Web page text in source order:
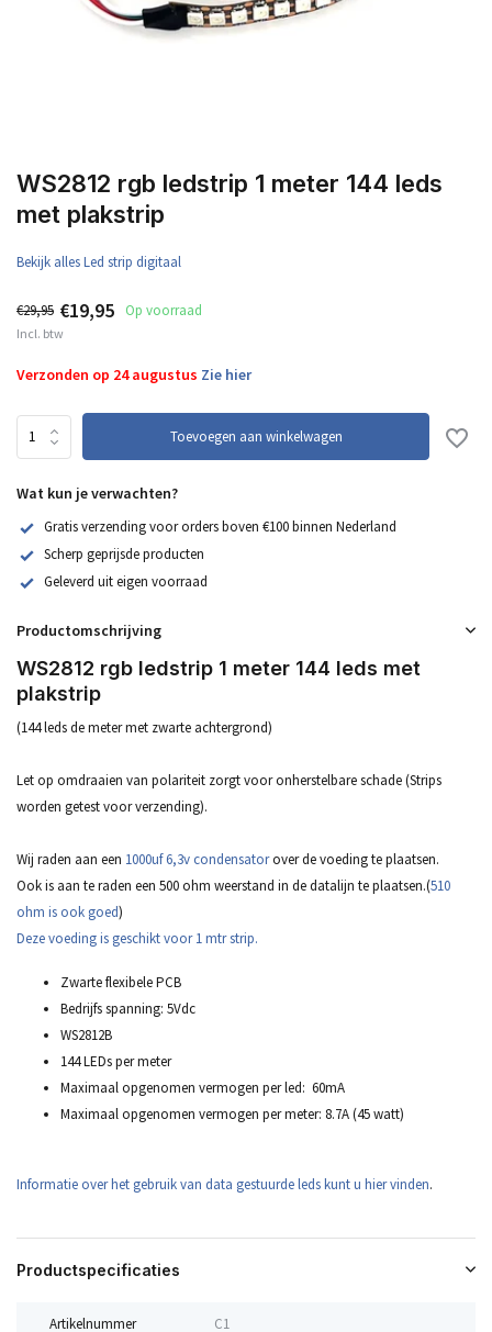
WS2812 rgb ledstrip 1 meter 144 leds
met plakstrip
Bekijk alles Led strip digitaal
€29,95 €19,95 Op voorraad
Incl. btw
Verzonden op 24 augustus Zie hier
Toevoegen aan winkelwagen
Wat kun je verwachten?
Gratis verzending voor orders boven €100 binnen Nederland
Scherp geprijsde producten
Geleverd uit eigen voorraad
Productomschrijving
WS2812 rgb ledstrip 1 meter 144 leds met
plakstrip
(144 leds de meter met zwarte achtergrond)
Let op omdraaien van polariteit zorgt voor onherstelbare schade (Strips
worden getest voor verzending).
Wij raden aan een 1000uf 6,3v condensatorover de voeding te plaatsen.
Ook is aan te raden een 500 ohm weerstand in de datalijn te plaatsen.(510
ohm is ook goed)
Deze voeding is geschikt voor 1 mtr strip.
Zwarte flexibele PCB
Bedrijfs spanning: 5Vdc
WS2812B
144 LEDs per meter
Maximaal opgenomen vermogen per led: 60mA
Maximaal opgenomen vermogen per meter: 8.7A (45 watt)
Informatie over het gebruik van data gestuurde leds kunt u hier vinden.
Productspecificaties
Artikelnummer C1